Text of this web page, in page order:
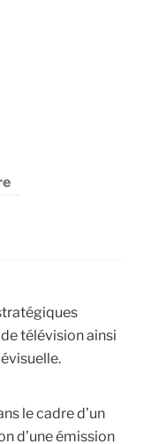
télévision ainsi
le cadre d’un
d’une émission